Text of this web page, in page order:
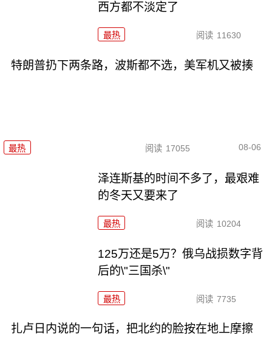
西方都不淡定了
最热 阅读 11630
特朗普扔下两条路，波斯都不选，美军机又被揍
最热 阅读 17055 08-06
泽连斯基的时间不多了，最艰难
的冬天又要来了
最热 阅读 10204
125万还是5万？俄乌战损数字背
后的\"三国杀\"
最热 阅读 7735
扎卢日内说的一句话，把北约的脸按在地上摩擦